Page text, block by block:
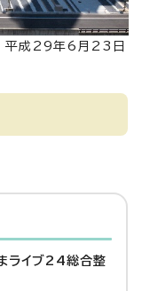
平成29年6月23日
ライブ24総合整